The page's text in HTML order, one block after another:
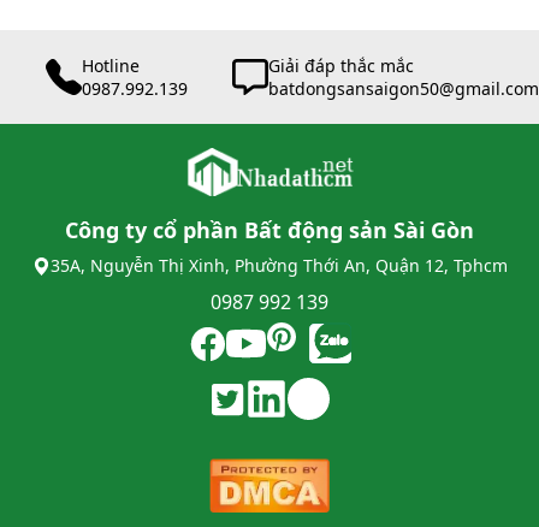
Hotline
0987.992.139
Giải đáp thắc mắc
batdongsansaigon50@gmail.com
Công ty cổ phần Bất động sản Sài Gòn
35A, Nguyễn Thị Xinh, Phường Thới An, Quận 12, Tphcm
0987 992 139